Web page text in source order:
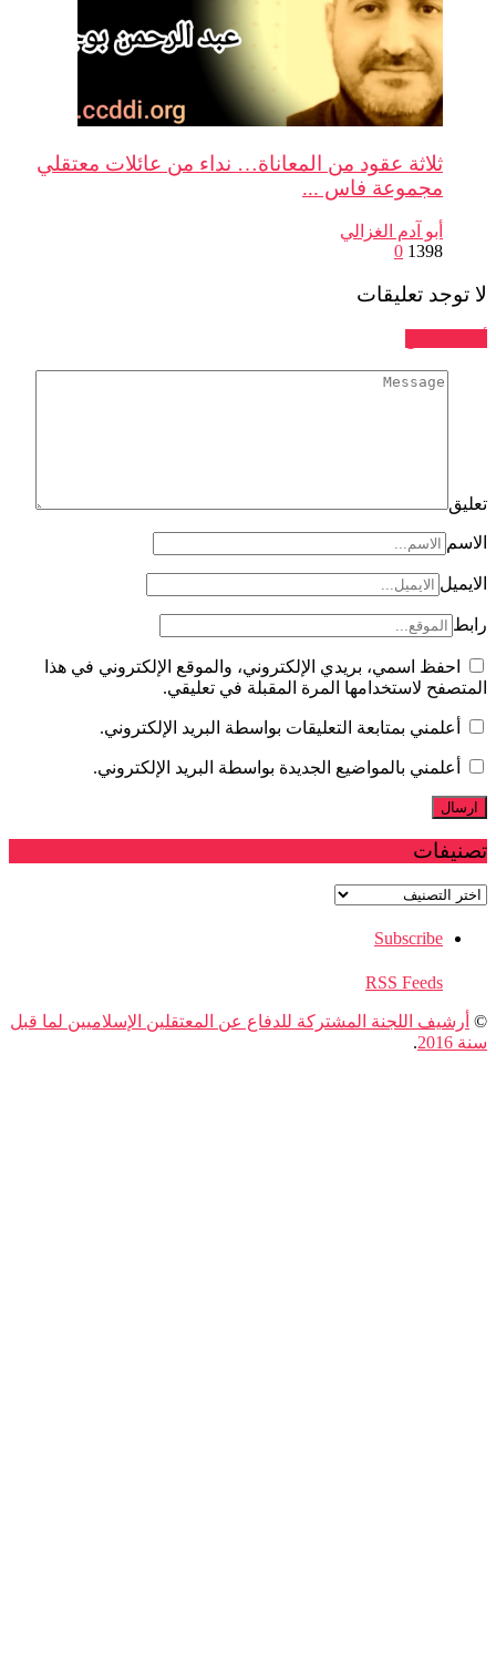
ثلاثة عقود من المعاناة… نداء من عائلات معتقلي
مجموعة فاس ...
أبو آدم الغزالي
0
تعليقات
اسمي، بريدي الإلكتروني، والموقع الإلكتروني في هذا
لاستخدامها المرة المقبلة في تعليقي.
بمتابعة التعليقات بواسطة البريد الإلكتروني.
بالمواضيع الجديدة بواسطة البريد الإلكتروني.
Subscribe
RSS Feeds
اللجنة المشتركة للدفاع عن المعتقلين الإسلاميين لما قبل
.